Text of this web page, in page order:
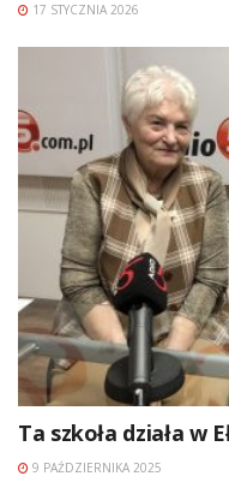
17 STYCZNIA 2026
Ta szkoła działa w
9 PAŹDZIERNIKA 2025